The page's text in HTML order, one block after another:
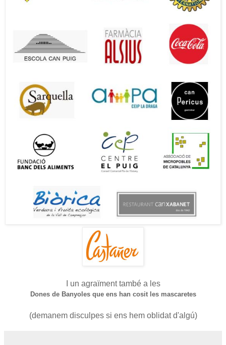
I un agraïment també a les
Dones de Banyoles que ens han cosit les mascaretes
(demanem disculpes si ens hem oblidat d'algú)